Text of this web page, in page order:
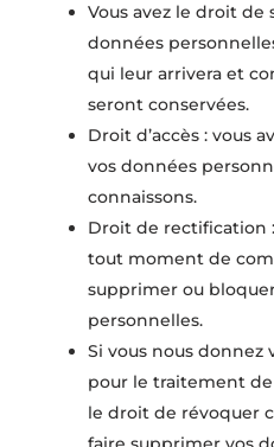
Vous avez le droit de
données
qui leur arrivera et
seront conservées.
Droit d’accès : vous
vos données
connaissons.
Droit de rectification
tout moment de
supprimer ou
personnelles.
Si vous nous
pour le traitement de
le droit de révoquer